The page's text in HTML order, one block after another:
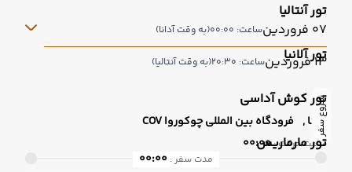
تور آنتالیا
تور آلانیا
تور کوش آداسی
تور مارماریس
07 فروردین ساعت: 00:00 (به وقت آدانا)
13 فروردین ساعت: 20:30 (به وقت آنتالیا)
شروع سفر
آدانا , فرودگاه بین المللی چوکوروا COV
ساعت حرکت :00:00
مدت سفر : 00:00